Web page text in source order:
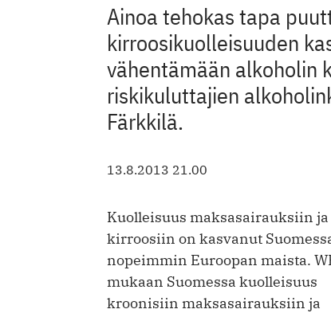
Ainoa tehokas tapa
kirroosikuolleisuuden
vähentämään alkoholin
riskikuluttajien
Färkkilä.
13.8.2013 21.00
Kuolleisuus maksasairauksiin ja
kirroosiin on kasvanut
nopeimmin Euroopan maista.
mukaan Suomessa kuolleisuus
kroonisiin maksasairauksiin ja